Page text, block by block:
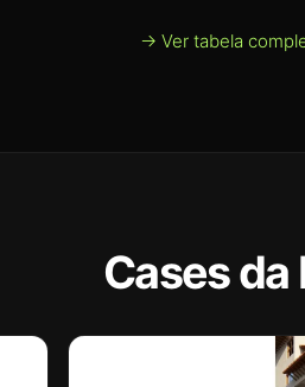
→ Ver tabela
Cases